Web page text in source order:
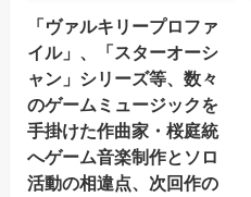
「ヴァルキリープロファ
イル」、「スターオーシ
ャン」シリーズ等、数々
のゲームミュージックを
手掛けた作曲家・桜庭統
へゲーム音楽制作とソロ
活動の相違点、次回作の